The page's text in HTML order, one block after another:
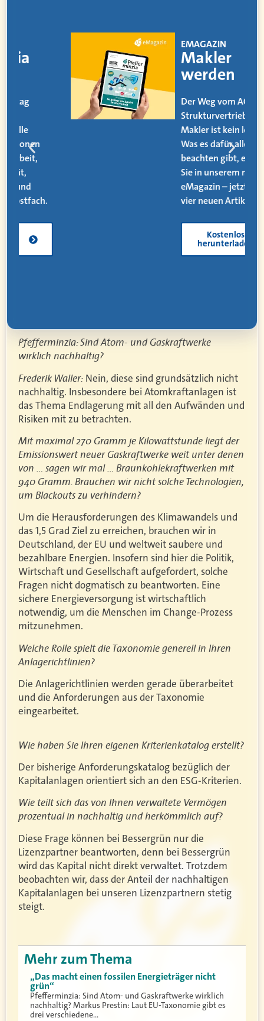
EMAGAZIN
Makler
werden
Der Weg vom AOler und
Strukturvertriebler zum
Makler ist kein leichter.
Was es dafür alles zu
beachten gibt, erfahren
Sie in unserem neuen
eMagazin – jetzt mit
vier neuen Artikeln!
herunterladen
Pfefferminzia: Sind Atom- und Gaskraftwerke
wirklich nachhaltig?
Frederik Waller: Nein, diese sind grundsätzlich nicht
nachhaltig. Insbesondere bei Atomkraftanlagen ist
das Thema Endlagerung mit all den Aufwänden und
Risiken mit zu betrachten.
Mit maximal 270 Gramm je Kilowattstunde liegt der
Emissionswert neuer Gaskraftwerke weit unter denen
von … sagen wir mal … Braunkohlekraftwerken mit
940 Gramm. Brauchen wir nicht solche Technologien,
um Blackouts zu verhindern?
Um die Herausforderungen des Klimawandels und
das 1,5 Grad Ziel zu erreichen, brauchen wir in
Deutschland, der EU und weltweit saubere und
bezahlbare Energien. Insofern sind hier die Politik,
Wirtschaft und Gesellschaft aufgefordert, solche
Fragen nicht dogmatisch zu beantworten. Eine
sichere Energieversorgung ist wirtschaftlich
notwendig, um die Menschen im Change-Prozess
mitzunehmen.
Welche Rolle spielt die Taxonomie generell in Ihren
Anlagerichtlinien?
Die Anlagerichtlinien werden gerade überarbeitet
und die Anforderungen aus der Taxonomie
eingearbeitet.
Wie haben Sie Ihren eigenen Kriterienkatalog erstellt?
Der bisherige Anforderungskatalog bezüglich der
Kapitalanlagen orientiert sich an den ESG-Kriterien.
Wie teilt sich das von Ihnen verwaltete Vermögen
prozentual in nachhaltig und herkömmlich auf?
Diese Frage können bei Bessergrün nur die
Lizenzpartner beantworten, denn bei Bessergrün
wird das Kapital nicht direkt verwaltet. Trotzdem
beobachten wir, dass der Anteil der nachhaltigen
Kapitalanlagen bei unseren Lizenzpartnern stetig
steigt.
Mehr zum Thema
„Das macht einen fossilen Energieträger nicht
grün“
Pfefferminzia: Sind Atom- und Gaskraftwerke wirklich
nachhaltig? Markus Prestin: Laut EU-Taxonomie gibt es
drei verschiedene…